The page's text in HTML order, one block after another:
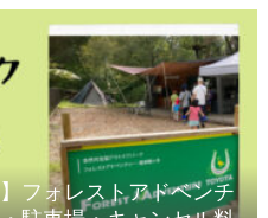
フォレストアドベンチ